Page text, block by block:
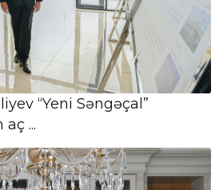
Estoniyadakı səfiri geri
yenisi təyin olunub
parlament diplomatiyası
töhfə ...
“Yeni Səngəçal”
aç ...